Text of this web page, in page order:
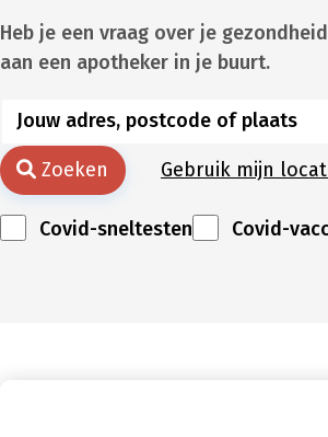
Heb je een vraag over je
aan een apotheker in je buurt.
Zoeken Gebruik mijn
Covid-sneltesten Covid-